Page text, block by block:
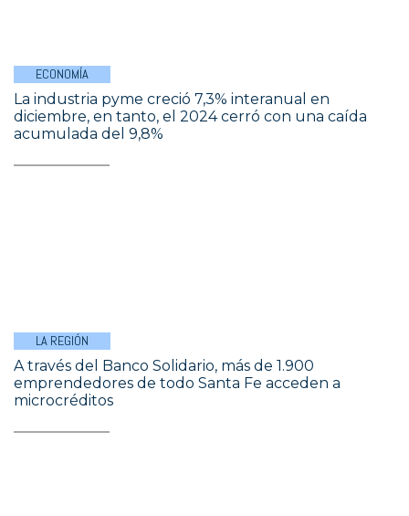
ECONOMÍA
La industria pyme creció 7,3% interanual en
diciembre, en tanto, el 2024 cerró con una caída
acumulada del 9,8%
LA REGIÓN
A través del Banco Solidario, más de 1.900
emprendedores de todo Santa Fe acceden a
microcréditos